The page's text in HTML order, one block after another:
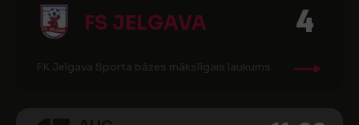
FS JELGAVA 4
FK Jelgava Sporta bāzes mākslīgais laukums